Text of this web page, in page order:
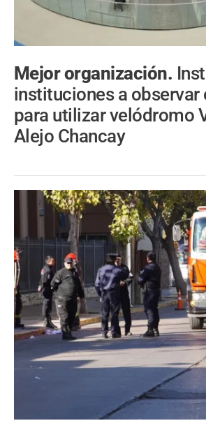
Mejor organización.
instituciones a
para utilizar velódromo
Alejo Chancay